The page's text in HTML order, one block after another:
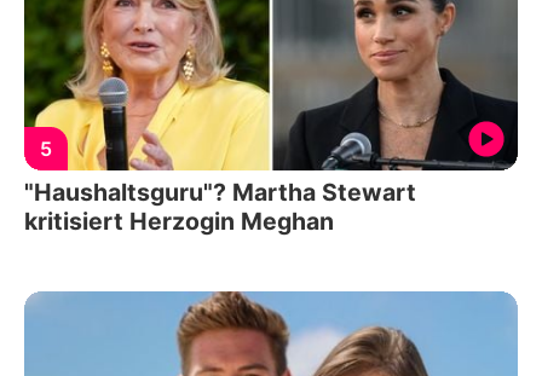
5
"Haushaltsguru"? Martha Stewart
kritisiert Herzogin Meghan